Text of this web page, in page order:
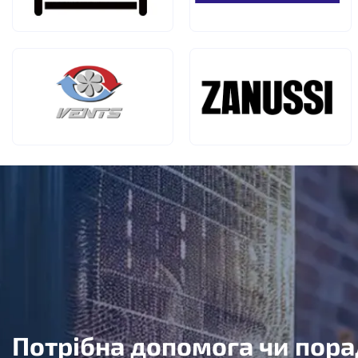
Потрібна допомога чи